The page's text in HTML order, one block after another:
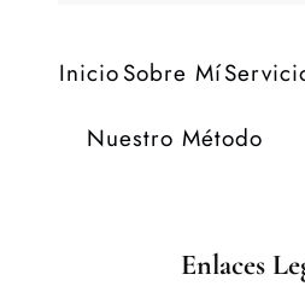
InicioSobre Mí
Nuestro Método
Enlaces